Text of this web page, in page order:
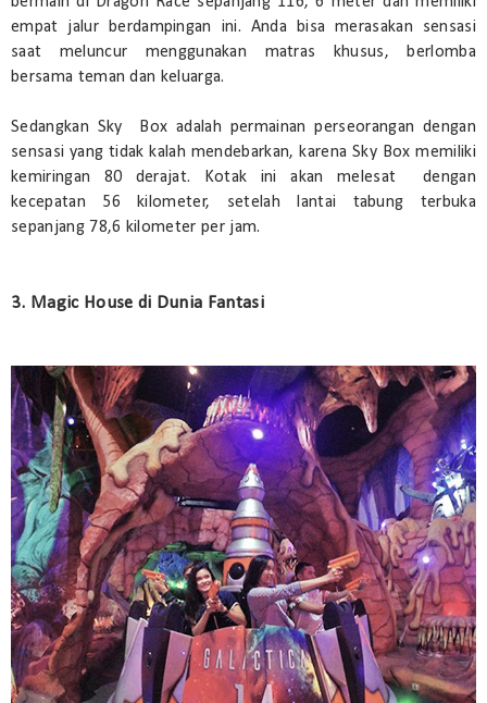
empat jalur berdampingan ini. Anda bisa merasakan sensasi
saat meluncur menggunakan matras khusus, berlomba
bersama teman dan keluarga.
Sedangkan Sky Box adalah permainan perseorangan dengan
sensasi yang tidak kalah mendebarkan, karena Sky Box memiliki
kemiringan 80 derajat. Kotak ini akan melesat dengan
kecepatan 56 kilometer, setelah lantai tabung terbuka
sepanjang 78,6 kilometer per jam.
3. Magic House di Dunia Fantasi